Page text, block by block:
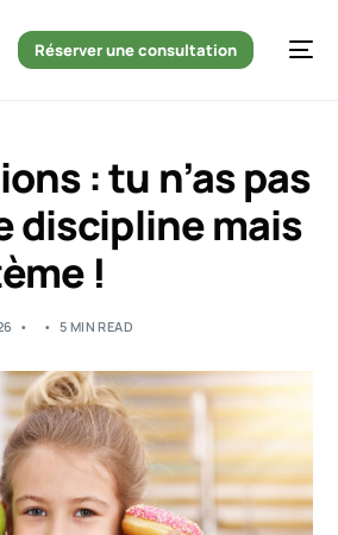
Réserver une consultation
: tu n’as pas
discipline mais
!
5 MIN READ